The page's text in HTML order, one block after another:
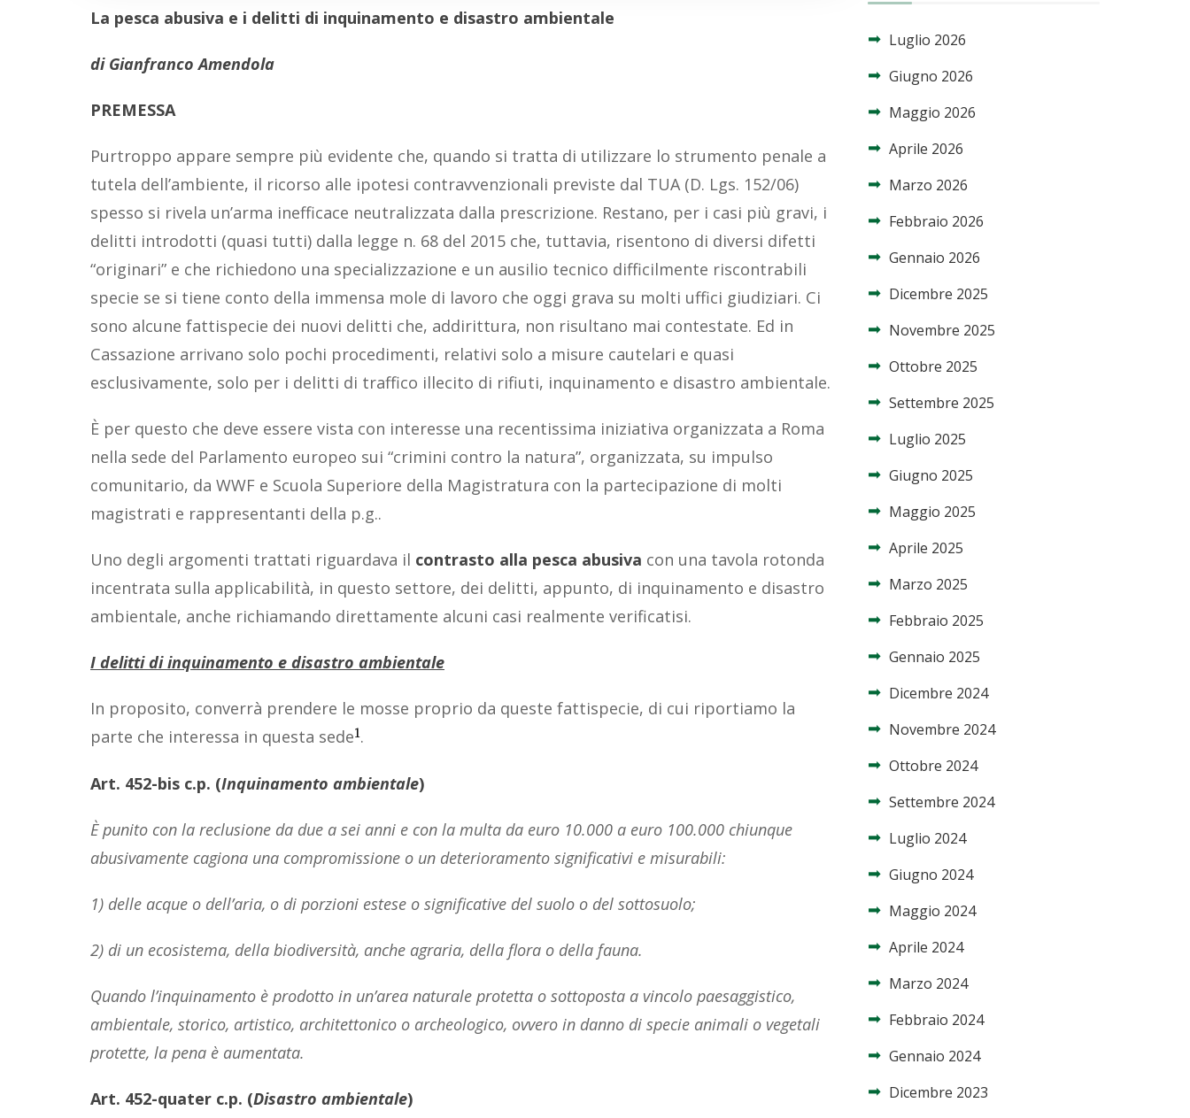
La pesca abusiva e i delitti di inquinamento e disastro ambientale
di Gianfranco Amendola
PREMESSA
Purtroppo appare sempre più evidente che, quando si tratta di utilizzare lo strumento penale a
tutela dell’ambiente, il ricorso alle ipotesi contravvenzionali previste dal TUA (D. Lgs. 152/06)
spesso si rivela un’arma inefficace neutralizzata dalla prescrizione. Restano, per i casi più gravi, i
delitti introdotti (quasi tutti) dalla legge n. 68 del 2015 che, tuttavia, risentono di diversi difetti
“originari” e che richiedono una specializzazione e un ausilio tecnico difficilmente riscontrabili
specie se si tiene conto della immensa mole di lavoro che oggi grava su molti uffici giudiziari. Ci
sono alcune fattispecie dei nuovi delitti che, addirittura, non risultano mai contestate. Ed in
Cassazione arrivano solo pochi procedimenti, relativi solo a misure cautelari e quasi
esclusivamente, solo per i delitti di traffico illecito di rifiuti, inquinamento e disastro ambientale.
È per questo che deve essere vista con interesse una recentissima iniziativa organizzata a Roma
nella sede del Parlamento europeo sui “crimini contro la natura”, organizzata, su impulso
comunitario, da WWF e Scuola Superiore della Magistratura con la partecipazione di molti
magistrati e rappresentanti della p.g..
Uno degli argomenti trattati riguardava il contrasto alla pesca abusiva con una tavola rotonda
incentrata sulla applicabilità, in questo settore, dei delitti, appunto, di inquinamento e disastro
ambientale, anche richiamando direttamente alcuni casi realmente verificatisi.
I delitti di inquinamento e disastro ambientale
In proposito, converrà prendere le mosse proprio da queste fattispecie, di cui riportiamo la
parte che interessa in questa sede1.
Art. 452-bis c.p. (Inquinamento ambientale)
È punito con la reclusione da due a sei anni e con la multa da euro 10.000 a euro 100.000 chiunque
abusivamente cagiona una compromissione o un deterioramento significativi e misurabili:
1) delle acque o dell’aria, o di porzioni estese o significative del suolo o del sottosuolo;
2) di un ecosistema, della biodiversità, anche agraria, della flora o della fauna.
Quando l’inquinamento è prodotto in un’area naturale protetta o sottoposta a vincolo paesaggistico,
ambientale, storico, artistico, architettonico o archeologico, ovvero in danno di specie animali o vegetali
protette, la pena è aumentata.
Art. 452-quater c.p. (Disastro ambientale)
Luglio 2026
Giugno 2026
Maggio 2026
Aprile 2026
Marzo 2026
Febbraio 2026
Gennaio 2026
Dicembre 2025
Novembre 2025
Ottobre 2025
Settembre 2025
Luglio 2025
Giugno 2025
Maggio 2025
Aprile 2025
Marzo 2025
Febbraio 2025
Gennaio 2025
Dicembre 2024
Novembre 2024
Ottobre 2024
Settembre 2024
Luglio 2024
Giugno 2024
Maggio 2024
Aprile 2024
Marzo 2024
Febbraio 2024
Gennaio 2024
Dicembre 2023